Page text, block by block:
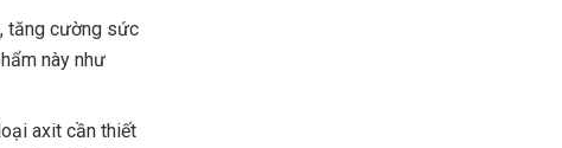
tăng cường sức
này như
axit cần thiết